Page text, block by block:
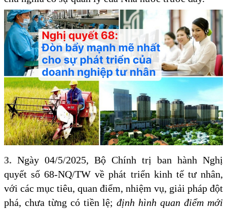
3. Ngày 04/5/2025, Bộ Chính trị ban hành Nghị
quyết số 68-NQ/TW về phát triển kinh tế tư nhân,
với các mục tiêu, quan điểm, nhiệm vụ, giải pháp đột
phá, chưa từng có tiền lệ;định hình quan điểm mới